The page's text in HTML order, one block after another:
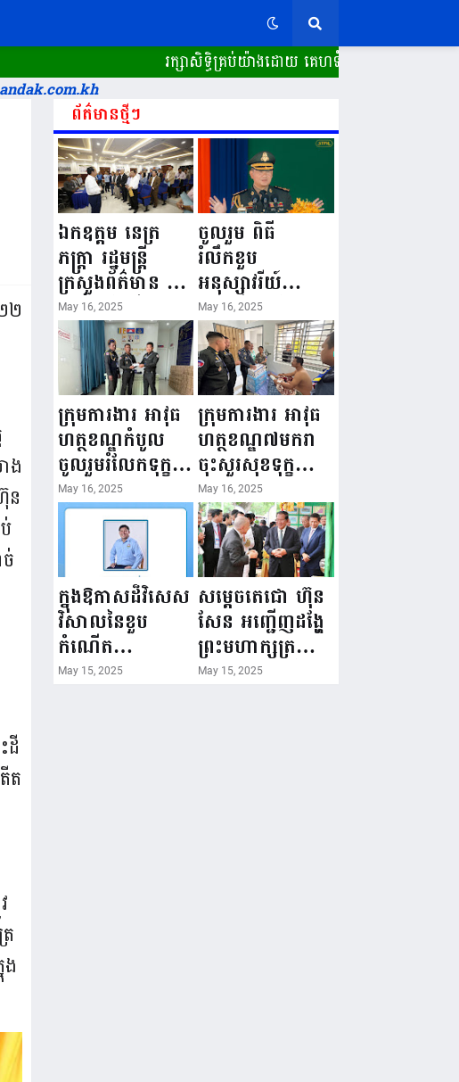
រក្សាសិទ្ធិគ្រប់យ៉ាងដោយ គេហទំព័រ ស្ពានដែក​
២
ង
ន
ដី
ត
ង
ព័ត៌មានថ្មីៗ
ឯកឧត្តម នេត្រ
ភក្ត្រា រដ្ឋមន្ត្រី
ក្រសួងព័ត៌មាន នៅ
រសៀលថ្ងៃទី១៦ ខែ
ឧសភា
ឆ្នាំ២០២៥នេះ
បានអញ្ជើញចុះធ្វើ
ជំរឿនថ្នាក់ដឹកនាំ
មន្ត្រីរាជការស៉ីវិល
នៃក្រសួងព័ត៌មាន...
May 16, 2025
ចូលរួម ពិធី
រំលឹកខួប
អនុស្សាវរីយ៍
លើកទី៨០ ថ្ងៃ
កំណើតនគរបាល
ជាតិកម្ពុជា “១៦
ឧសភា ១៩៤៥ ~
១៦ ឧសភា
២០២៥”...
May 16, 2025
ក្រុមការងារ អាវុធ
ហត្ថខណ្ឌកំបូល
ចូលរួមរំលែកទុក្ខ
ដល់គ្រួសារ
សមាជិក ដែល
ឪពុកក្មេករបស់
លោកទទួលមរណៈ
ភាព!
May 16, 2025
ក្រុមការងារ អាវុធ
ហត្ថខណ្ឌ៧មករា
ចុះសួរសុខទុក្ខ
សមាជិក ដែលជួប
គ្រោះថ្នាក់
ចរាចរណ៍ កំពុង
សម្រាកព្យាបាល
នៅមន្ទីរពេទ្យ!
May 16, 2025
ក្នុងឱកាសដ៏វិសេស
វិសាលនៃខួប
កំណើត
គម្រប់ខួប៤៤
May 15, 2025
សម្តេចតេជោ ហ៊ុន
សែន អញ្ជើញដង្ហែ
ព្រះមហាក្សត្រ
យាងទតការតាំង
May 15, 2025